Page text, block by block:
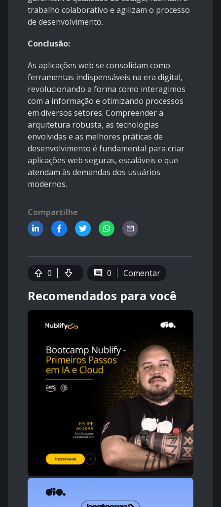
trabalho colaborativo e agilizam o processo
de desenvolvimento.
Conclusão:
As aplicações web se consolidam como
ferramentas indispensáveis na era digital,
revolucionando a forma como interagimos
com a informação e otimizando processos
em diversos setores. Compreender a
arquitetura robusta, as tecnologias
envolvidas e as melhores práticas de
desenvolvimento é fundamental para criar
aplicações web seguras, escaláveis e que
atendam às demandas dos usuários
modernos.
Compartilhe
0 0 Comentar
Recomendados para você